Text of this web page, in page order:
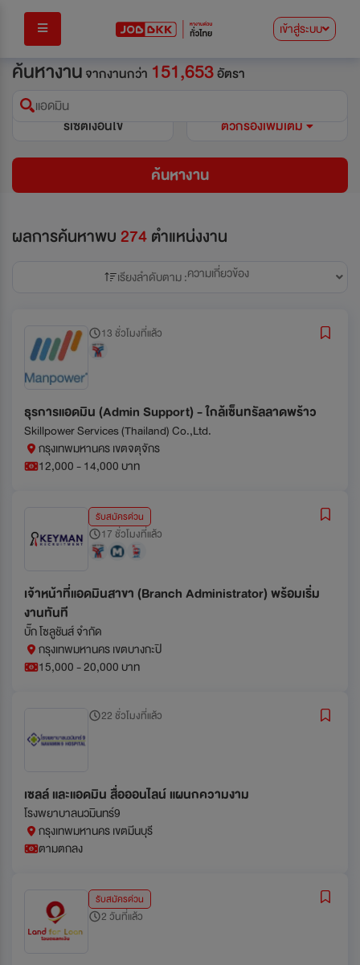
เข้าสู่ระบบ
ค้นหางานจากงานกว่า 151,653อัตรา
แอดมิน
รีเซ็ตเงื่อนไข
ตัวกรองเพิ่มเติม
ค้นหางาน
ผลการค้นหาพบ274ตำแหน่งงาน
เรียงลำดับตาม :ความเกี่ยวข้อง
13 ชั่วโมงที่แล้ว
ธุรการแอดมิน (Admin Support) - ใกล้เซ็นทรัลลาดพร้าว
Skillpower Services (Thailand) Co.,Ltd.
กรุงเทพมหานคร เขตจตุจักร
12,000 - 14,000 บาท
รับสมัครด่วน
17 ชั่วโมงที่แล้ว
เจ้าหน้าที่แอดมินสาขา (Branch Administrator) พร้อมเริ่ม
งานทันที
บั๊ก โซลูชันส์ จำกัด
กรุงเทพมหานคร เขตบางกะปิ
15,000 - 20,000 บาท
22 ชั่วโมงที่แล้ว
เซลล์ และแอดมิน สื่อออนไลน์ แผนกความงาม
โรงพยาบาลนวมินทร์9
กรุงเทพมหานคร เขตมีนบุรี
ตามตกลง
รับสมัครด่วน
2 วันที่แล้ว